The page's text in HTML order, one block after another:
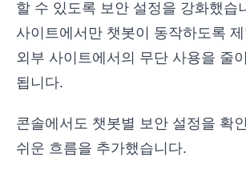
할 수 있도록 보안 설정을 강화했습
사이트에서만 챗봇이 동작하도록
외부 사이트에서의 무단 사용을 줄
됩니다.
콘솔에서도 챗봇별 보안 설정을 확
쉬운 흐름을 추가했습니다.